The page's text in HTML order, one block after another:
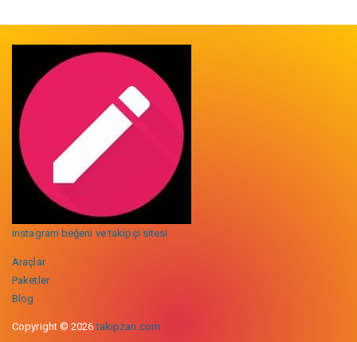
instagram beğeni ve takipçi sitesi
Araçlar
Paketler
Blog
Copyright © 2026takipzan.com